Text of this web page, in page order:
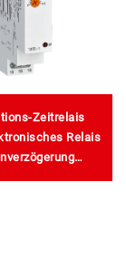
Zeitrelais
Relais